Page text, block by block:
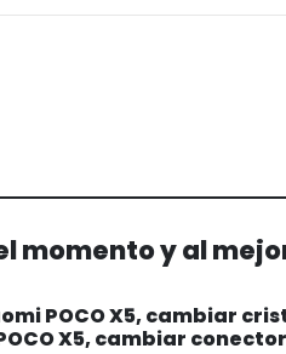
momento y al
POCO X5, cambiar
X5, cambiar